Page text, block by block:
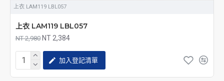
上衣 LAM119 LBL057
上衣 LAM119 LBL057
NT 2,980 NT 2,384
加入登記清單